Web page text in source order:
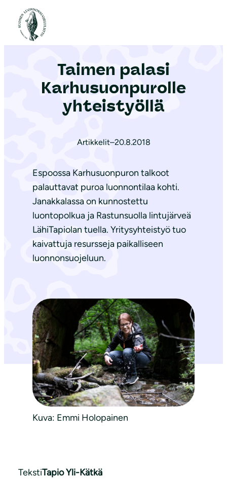
Etusivu
Taimen palasi
Karhusuonpurolle
yhteistyöllä
Artikkelit–20.8.2018
Espoossa Karhusuonpuron talkoot
palauttavat puroa luonnontilaa kohti.
Janakkalassa on kunnostettu
luontopolkua ja Rastunsuolla lintujärveä
LähiTapiolan tuella. Yritysyhteistyö tuo
kaivattuja resursseja paikalliseen
luonnonsuojeluun.
Kuva: Emmi Holopainen
TekstiTapio Yli-Kätkä